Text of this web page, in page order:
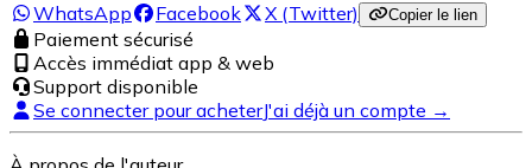
WhatsApp
Facebook X (Twitter) Copier le lien
Paiement sécurisé
Accès immédiat app & web
Support disponible
Se connecter pour acheterJ'ai déjà un compte →